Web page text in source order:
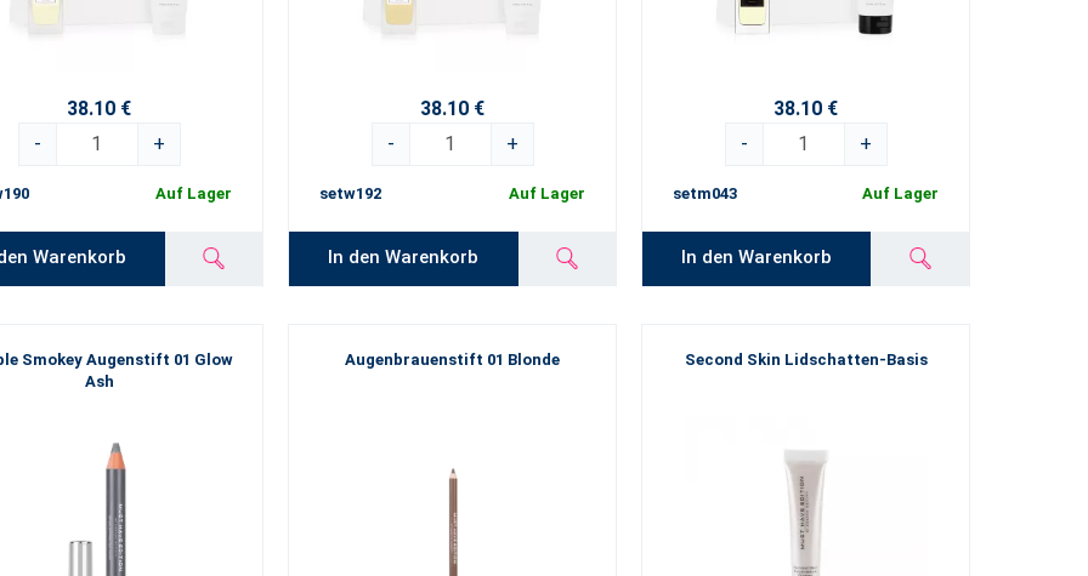
38.10 €
-
+
Auf Lager
Warenkorb
38.10 €
-
+
setw192 Auf Lager
In den Warenkorb
38.10 €
-
+
setm043 Auf Lager
In den Warenkorb
Smokey Augenstift 01 Glow
Ash
Augenbrauenstift 01 Blonde Second Skin Lidschatten-Basis